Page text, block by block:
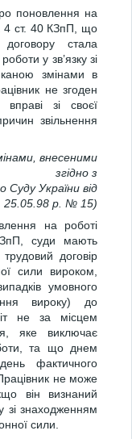
поновлення на
4 ст. 40 КЗпП, що
договору стала
у зв’язку зі
змінами в
не згоден
зі своєї
звільнення
внесеними
згідно з
України від
25.05.98 р. № 15)
на роботі
суди мають
договір
сили вироком,
умовного
вироку) до
не за місцем
яке виключає
та що днем
фактичного
не може
він визнаний
зі знаходженням
сили.